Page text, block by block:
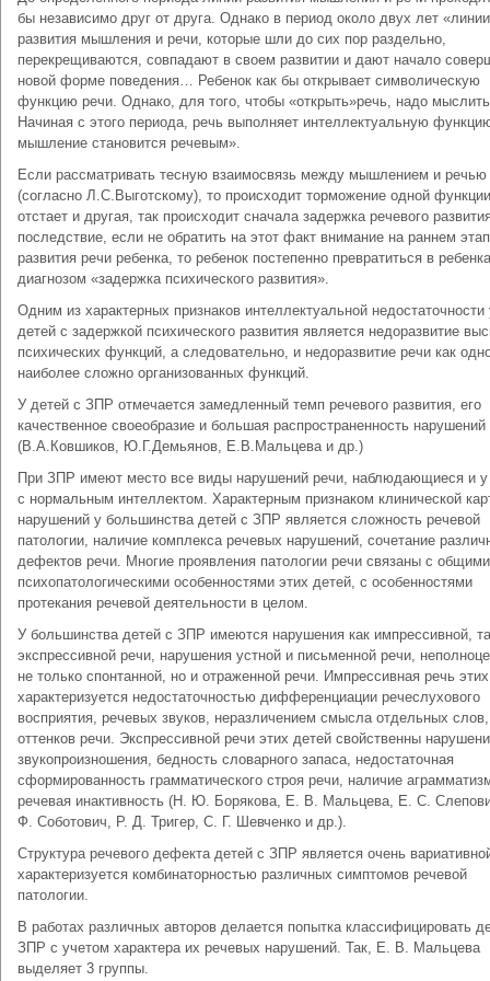
бы независимо друг от друга. Однако в период около двух лет «линии
развития мышления и речи, которые шли до сих пор раздельно,
перекрещиваются, совпадают в своем развитии и дают начало
новой форме поведения… Ребенок как бы открывает символическую
функцию речи. Однако, для того, чтобы «открыть»речь, надо
Начиная с этого периода, речь выполняет интеллектуальную
мышление становится речевым».
Если рассматривать тесную взаимосвязь между мышлением и речью
(согласно Л.С.Выготскому), то происходит торможение одной
отстает и другая, так происходит сначала задержка речевого
последствие, если не обратить на этот факт внимание на раннем
развития речи ребенка, то ребенок постепенно превратиться в
диагнозом «задержка психического развития».
Одним из характерных признаков интеллектуальной недостаточности
детей с задержкой психического развития является недоразвитие
психических функций, а следовательно, и недоразвитие речи как
наиболее сложно организованных функций.
У детей с ЗПР отмечается замедленный темп речевого развития, его
качественное своеобразие и большая распространенность нарушений
(В.А.Ковшиков, Ю.Г.Демьянов, Е.В.Мальцева и др.)
При ЗПР имеют место все виды нарушений речи, наблюдающиеся и у
с нормальным интеллектом. Характерным признаком клинической
нарушений у большинства детей с ЗПР является сложность речевой
патологии, наличие комплекса речевых нарушений, сочетание
дефектов речи. Многие проявления патологии речи связаны с общими
психопатологическими особенностями этих детей, с особенностями
протекания речевой деятельности в целом.
У большинства детей с ЗПР имеются нарушения как импрессивной,
экспрессивной речи, нарушения устной и письменной речи,
не только спонтанной, но и отраженной речи. Импрессивная речь
характеризуется недостаточностью дифференциации речеслухового
восприятия, речевых звуков, неразличением смысла отдельных слов,
оттенков речи. Экспрессивной речи этих детей свойственны
звукопроизношения, бедность словарного запаса, недостаточная
сформированность грамматического строя речи, наличие
речевая инактивность (Н. Ю. Борякова, Е. В. Мальцева, Е. С.
Ф. Соботович, Р. Д. Тригер, С. Г. Шевченко и др.).
Структура речевого дефекта детей с ЗПР является очень
характеризуется комбинаторностью различных симптомов речевой
патологии.
В работах различных авторов делается попытка классифицировать
ЗПР с учетом характера их речевых нарушений. Так, Е. В. Мальцева
выделяет 3 группы.